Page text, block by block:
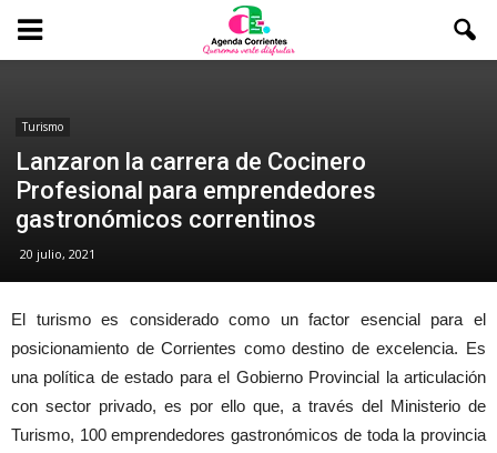
Turismo
Lanzaron la carrera de Cocinero
Profesional para emprendedores
gastronómicos correntinos
20 julio, 2021
El turismo es considerado como un factor esencial para el
posicionamiento de Corrientes como destino de excelencia. Es
una política de estado para el Gobierno Provincial la articulación
con sector privado, es por ello que, a través del Ministerio de
Turismo, 100 emprendedores gastronómicos de toda la provincia